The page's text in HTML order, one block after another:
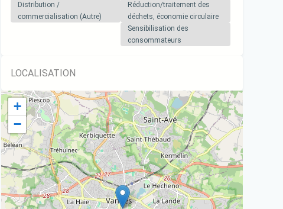
Distribution /
commercialisation (Autre)
Réduction/traitement des
déchets, économie circulaire
Sensibilisation des
consommateurs
LOCALISATION
+
−